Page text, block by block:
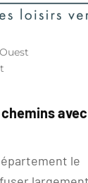
avec
le